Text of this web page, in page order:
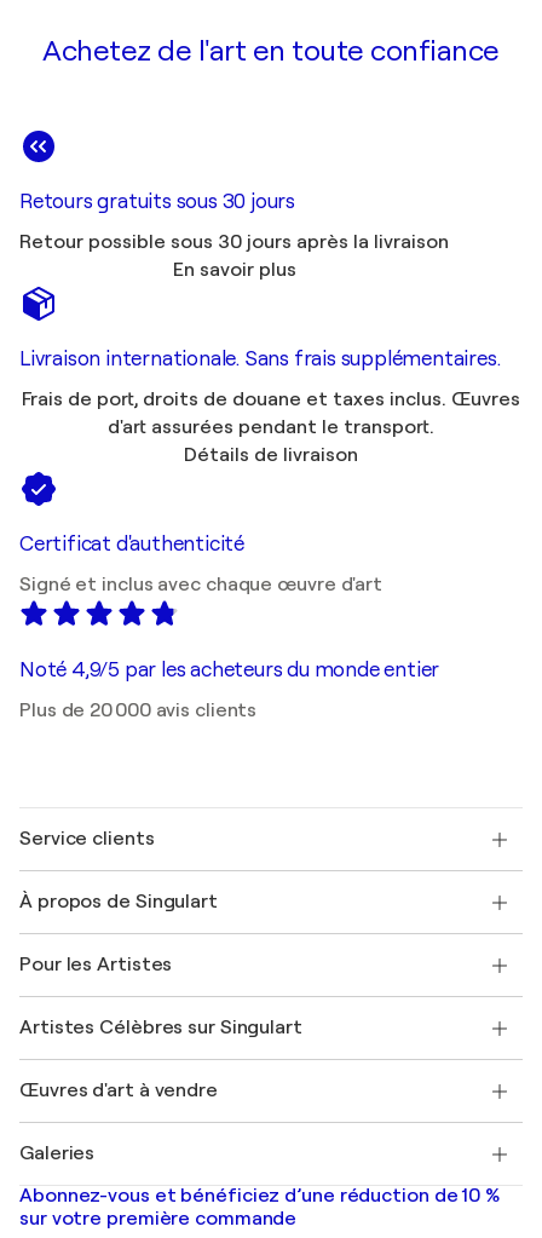
Achetez de l'art en toute confiance
Retours gratuits sous 30 jours
Retour possible sous 30 jours après la livraison
En savoir plus
Livraison internationale. Sans frais supplémentaires.
Frais de port, droits de douane et taxes inclus. Œuvres
d'art assurées pendant le transport.
Détails de livraison
Certificat d'authenticité
Signé et inclus avec chaque œuvre d'art
Noté 4,9/5 par les acheteurs du monde entier
Plus de 20 000 avis clients
Service clients
Expédition
Offrir une carte cadeau
Rejoignez notre programme commercial
Mon compte
+33 1 76 44 06 42
À propos de Singulart
FAQ
Magazine Singulart
Emplois
Découvrez une sélection d'art original
Pour les Artistes
Se connecter en tant qu'Artiste
Artistes Célèbres sur Singulart
Marc Chagall
Banksy
Mr. Brainwash
Shepard Fairey
Œuvres d'art à vendre
Tableaux abstraits à vendre
Peintures de paysage
Estampes
Galeries
Galeries d'art en France
Galeries d'art en Belgique
Abonnez-vous et bénéficiez d’une réduction de 10 %
sur votre première commande